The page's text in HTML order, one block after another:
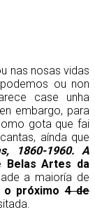
nas nosas vidas
ou non
case unha
embargo, para
gota que fai
aínda que
1860-1960. A
Belas Artes da
a maioría de
o próximo4 de